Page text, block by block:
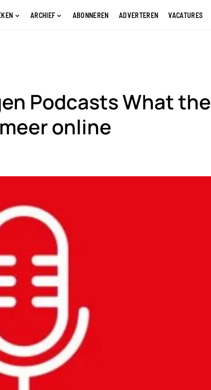
ARCHIEF ABONNEREN ADVERTEREN VACATURES
Podcasts What the
online